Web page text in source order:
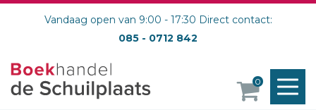
Vandaag open van 9:00 - 17:30 Direct contact:
085 - 0712 842
0